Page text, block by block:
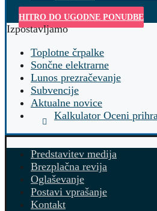
HITRO DO UGODNE PONUDBE
Izpostavljamo
Toplotne črpalke
Sončne elektrarne
Lunos prezračevanje
Subvencije
Aktualne novice
Kalkulator Oceni
Predstavitev medija
Brezplačna revija
Oglaševanje
Postavi vprašanje
Kontakt